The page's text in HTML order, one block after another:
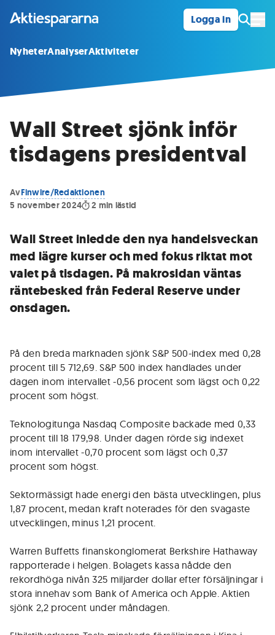
Logga in
NyheterAnalyserAktiviteter
Wall Street sjönk inför
tisdagens presidentval
AvFinwire/Redaktionen
5 november 2024
2 min lästid
Wall Street inledde den nya handelsveckan
med lägre kurser och med fokus riktat mot
valet på tisdagen. På makrosidan väntas
räntebesked från Federal Reserve under
onsdagen.
På den breda marknaden sjönk S&P 500-index med 0,28
procent till 5 712,69. S&P 500 index handlades under
dagen inom intervallet -0,56 procent som lägst och 0,22
procent som högst.
Teknologitunga Nasdaq Composite backade med 0,33
procent till 18 179,98. Under dagen rörde sig indexet
inom intervallet -0,70 procent som lägst och 0,37
procent som högst.
Sektormässigt hade energi den bästa utvecklingen, plus
1,87 procent, medan kraft noterades för den svagaste
utvecklingen, minus 1,21 procent.
Warren Buffetts finanskonglomerat Berkshire Hathaway
rapporterade i helgen. Bolagets kassa nådde den
rekordhöga nivån 325 miljarder dollar efter försäljningar i
stora innehav som Bank of America och Apple. Aktien
sjönk 2,2 procent under måndagen.